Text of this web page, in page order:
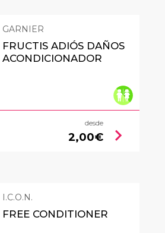
GARNIER
FRUCTIS ADIÓS DAÑOS
ACONDICIONADOR
desde
2,00€ chevron_right
I.C.O.N.
FREE CONDITIONER